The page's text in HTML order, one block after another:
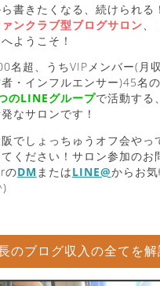
書きたくなる、続けられる！
ンクラブ型ブログサロン 、
へようこそ！
名超、うちVIPメンバー(月
・インフルエンサー)45名
のLINEグループで活動する
なサロンです！
でしょっちゅうオフ会やっ
ください！サロン参加のお
のDM またはLINE@からお
のブログ収入の全てを解